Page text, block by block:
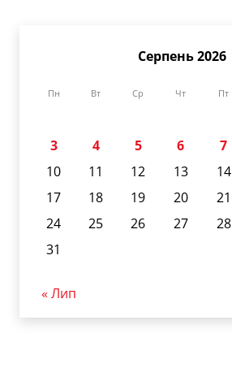
Серпень 2026
Пн Вт Ср Чт Пт
3
4 5 6 7
10
11 12 13 14
17
18 19 20 21
24
25 26 27 28
31
« Лип